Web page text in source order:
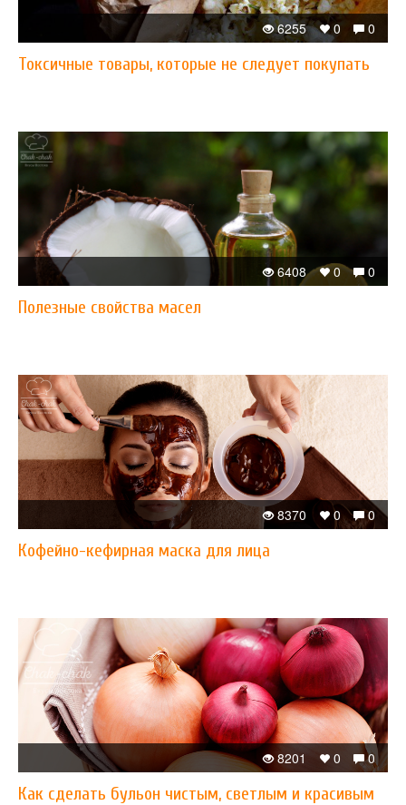
0
0
6255
Токсичные товары, которые не следует покупать
0
0
6408
Полезные свойства масел
0
0
8370
Кофейно-кефирная маска для лица
0
0
8201
Как сделать бульон чистым, светлым и красивым